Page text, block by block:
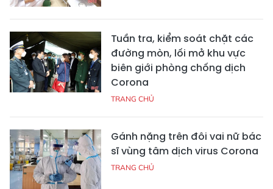
Tuần tra, kiểm soát chặt các
đường mòn, lối mở khu vực
biên giới phòng chống dịch
Corona
TRANG CHỦ
Gánh nặng trên đôi vai nữ bác
sĩ vùng tâm dịch virus Corona
TRANG CHỦ